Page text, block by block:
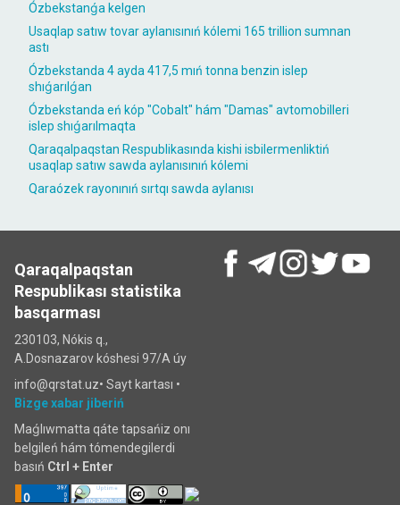
Ózbekstanǵa kelgen
Usaqlap satıw tovar aylanısınıń kólemi 165 trillion sumnan
astı
Ózbekstanda 4 ayda 417,5 mıń tonna benzin islep
shıǵarılǵan
Ózbekstanda eń kóp "Cobalt" hám "Damas" avtomobilleri
islep shıǵarılmaqta
Qaraqalpaqstan Respublikasında kishi isbilermenliktiń
usaqlap satıw sawda aylanısınıń kólemi
Qaraózek rayonınıń sırtqı sawda aylanısı
Qaraqalpaqstan
Respublikası statistika
basqarması
230103, Nókis q.,
A.Dosnazarov kóshesi 97/A úy
info@qrstat.uz• Sayt kartası •
Bizge xabar jiberiń
Maǵlıwmatta qáte tapsańiz onı
belgileń hám tómendegilerdi
basıń Ctrl + Enter